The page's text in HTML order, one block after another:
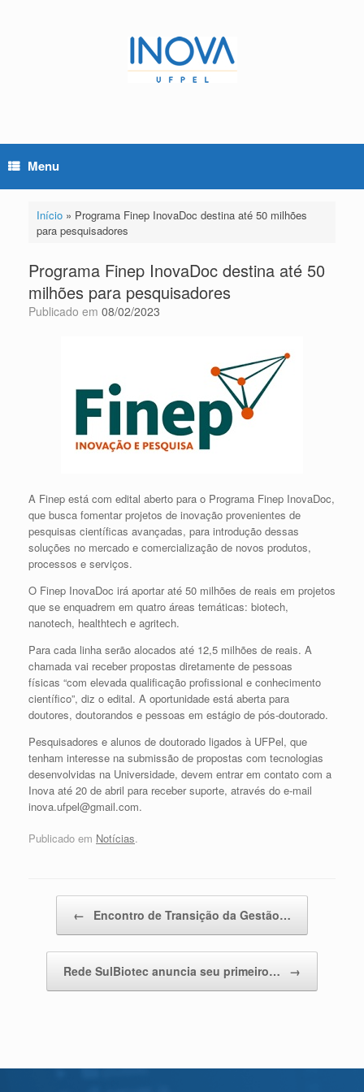
Menu
Início» Programa Finep InovaDoc destina até 50 milhões
para pesquisadores
Programa Finep InovaDoc destina até 50
milhões para pesquisadores
Publicado em 08/02/2023
A Finep está com edital aberto para o Programa Finep InovaDoc,
que busca fomentar projetos de inovação provenientes de
pesquisas científicas avançadas, para introdução dessas
soluções no mercado e comercialização de novos produtos,
processos e serviços.
O Finep InovaDoc irá aportar até 50 milhões de reais em projetos
que se enquadrem em quatro áreas temáticas: biotech,
nanotech, healthtech e agritech.
Para cada linha serão alocados até 12,5 milhões de reais. A
chamada vai receber propostas diretamente de pessoas
físicas “com elevada qualificação profissional e conhecimento
científico”, diz o edital. A oportunidade está aberta para
doutores, doutorandos e pessoas em estágio de pós-doutorado.
Pesquisadores e alunos de doutorado ligados à UFPel, que
tenham interesse na submissão de propostas com tecnologias
desenvolvidas na Universidade, devem entrar em contato com a
Inova até 20 de abril para receber suporte, através do e-mail
inova.ufpel@gmail.com.
Publicado em Notícias.
← Encontro de Transição da Gestão…
Rede SulBiotec anuncia seu primeiro… →